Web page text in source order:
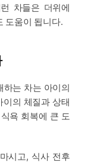
차들은 더위에
도움이 됩니다.
하는 차는 아이의
의 체질과 상태
욕 회복에 큰 도
시고, 식사 전후